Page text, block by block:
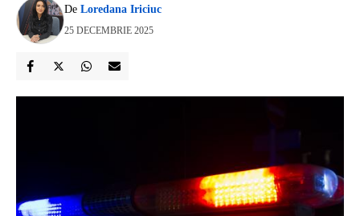
De Loredana Iriciuc
25 DECEMBRIE 2025